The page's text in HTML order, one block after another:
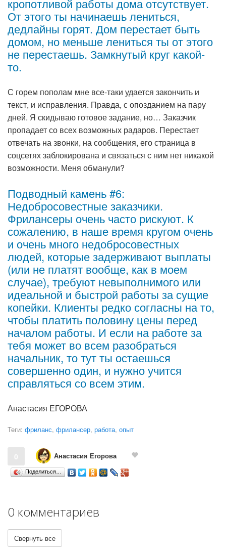
кропотливой работы дома отсутствует.
От этого ты начинаешь лениться,
дедлайны горят. Дом перестает быть
домом, но меньше лениться ты от этого
не перестаешь. Замкнутый круг какой-
то.
С горем пополам мне все-таки удается закончить и
текст, и исправления. Правда, с опозданием на пару
дней. Я скидываю готовое задание, но… Заказчик
пропадает со всех возможных радаров. Перестает
отвечать на звонки, на сообщения, его страница в
соцсетях заблокирована и связаться с ним нет никакой
возможности. Меня обманули?
Подводный камень #6:
Недобросовестные заказчики.
Фрилансеры очень часто рискуют. К
сожалению, в наше время кругом очень
и очень много недобросовестных
людей, которые задерживают выплаты
(или не платят вообще, как в моем
случае), требуют невыполнимого или
идеальной и быстрой работы за сущие
копейки. Клиенты редко согласны на то,
чтобы платить половину цены перед
началом работы. И если на работе за
тебя может во всем разобраться
начальник, то тут ты остаешься
совершенно один, и нужно учится
справляться со всем этим.
Анастасия ЕГОРОВА
Теги: фриланс, фрилансер, работа, опыт
0 Анастасия Егорова
Поделиться…
0 комментариев
Свернуть все